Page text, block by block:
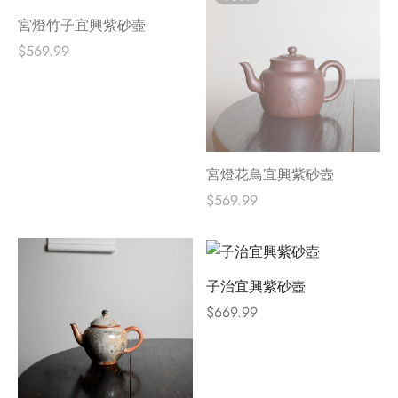
宮燈竹子宜興紫砂壺
$569.99
宮燈花鳥宜興紫砂壺
$569.99
子治宜興紫砂壺
$669.99